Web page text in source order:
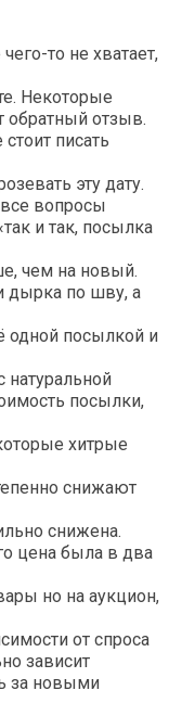
то не хватает,
Некоторые
обратный отзыв.
писать
эту дату.
вопросы
и так, посылка
чем на новый.
дырка по шву, а
одной посылкой и
натуральной
посылки,
хитрые
снижают
снижена.
цена была в два
но на аукцион,
от спроса
зависит
за новыми